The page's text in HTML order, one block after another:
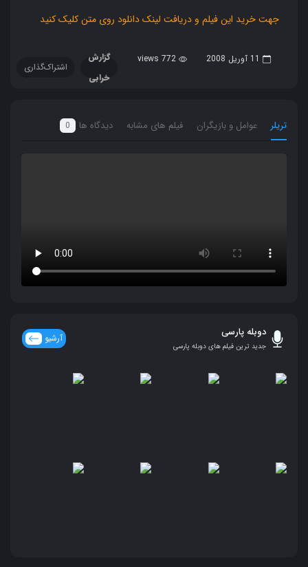
جهت خرید این فیلم و دریافت لینک دانلود روی متن کلیک کنید
11 آوریل 2008 772 views
گزارش
خرابی
اشتراک‌گذاری
تریلر عوامل و بازیگران فیلم های مشابه دیدگاه ها 0
دوبله پارسی
جدید ترین فیلم های دوبله پارسی
آرشیو